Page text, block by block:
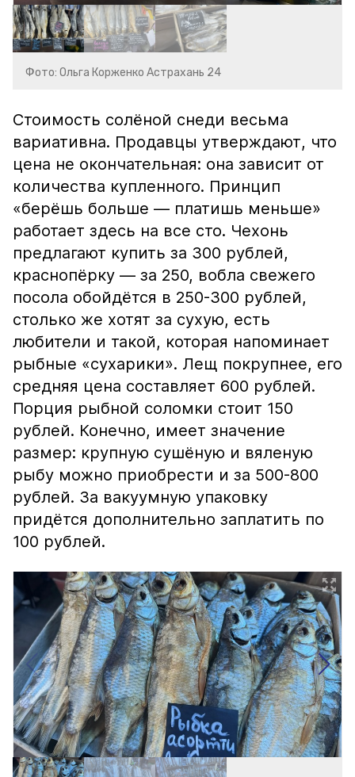
Фото: Ольга Корженко Астрахань 24
Стоимость солёной снеди весьма
вариативна. Продавцы утверждают, что
цена не окончательная: она зависит от
количества купленного. Принцип
«берёшь больше — платишь меньше»
работает здесь на все сто. Чехонь
предлагают купить за 300 рублей,
краснопёрку — за 250, вобла свежего
посола обойдётся в 250-300 рублей,
столько же хотят за сухую, есть
любители и такой, которая напоминает
рыбные «сухарики». Лещ покрупнее, его
средняя цена составляет 600 рублей.
Порция рыбной соломки стоит 150
рублей. Конечно, имеет значение
размер: крупную сушёную и вяленую
рыбу можно приобрести и за 500-800
рублей. За вакуумную упаковку
придётся дополнительно заплатить по
100 рублей.